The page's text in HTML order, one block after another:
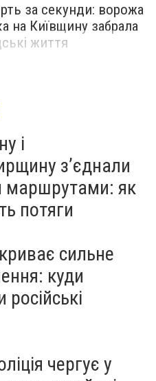
за секунди: ворожа
на Київщину забрала
життя
і
з’єднали
маршрутами: як
потяги
сильне
куди
російські
чергує у